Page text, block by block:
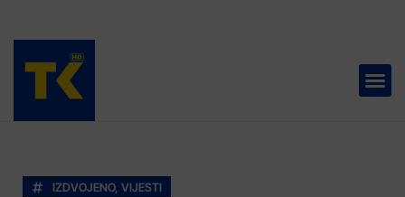
IZDVOJENO, VIJESTI